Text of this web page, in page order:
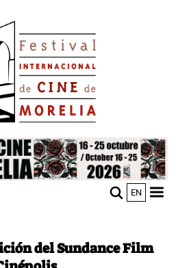
EN
del Sundance Film